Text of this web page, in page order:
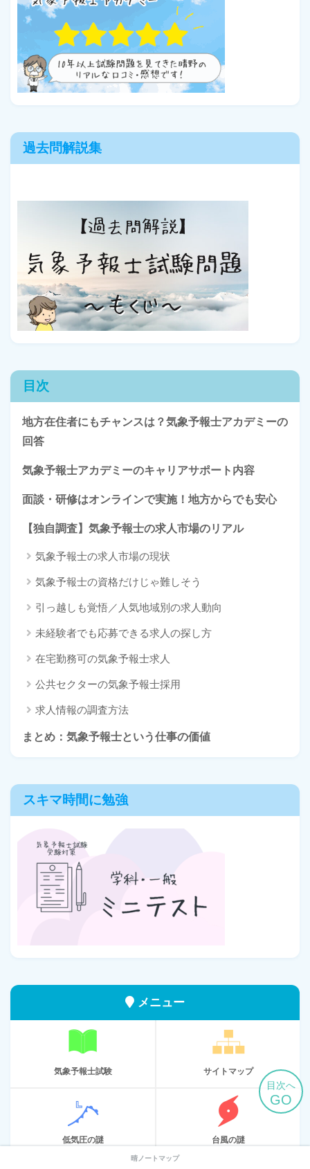
目次へ
GO
過去問解説集
目次
地方在住者にもチャンスは？気象予報士アカデミーの
回答
気象予報士アカデミーのキャリアサポート内容
面談・研修はオンラインで実施！地方からでも安心
【独自調査】気象予報士の求人市場のリアル
気象予報士の求人市場の現状
気象予報士の資格だけじゃ難しそう
引っ越しも覚悟／人気地域別の求人動向
未経験者でも応募できる求人の探し方
在宅勤務可の気象予報士求人
公共セクターの気象予報士採用
求人情報の調査方法
まとめ：気象予報士という仕事の価値
スキマ時間に勉強
メニュー
気象予報士試験 サイトマップ
低気圧の謎 台風の謎
晴ノートマップ